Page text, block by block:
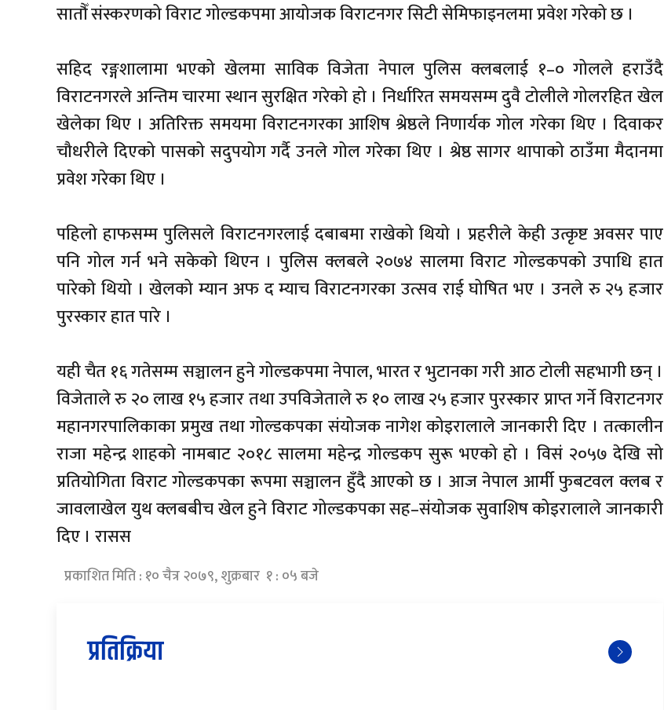
सातौँ संस्करणको विराट गोल्डकपमा आयोजक विराटनगर सिटी सेमिफाइनलमा प्रवेश गरेको छ ।
सहिद रङ्गशालामा भएको खेलमा साविक विजेता नेपाल पुलिस क्लबलाई १–० गोलले हराउँदै
विराटनगरले अन्तिम चारमा स्थान सुरक्षित गरेको हो । निर्धारित समयसम्म दुवै टोलीले गोलरहित खेल
खेलेका थिए । अतिरिक्त समयमा विराटनगरका आशिष श्रेष्ठले निणार्यक गोल गरेका थिए । दिवाकर
चौधरीले दिएको पासको सदुपयोग गर्दै उनले गोल गरेका थिए । श्रेष्ठ सागर थापाको ठाउँमा मैदानमा
प्रवेश गरेका थिए ।
पहिलो हाफसम्म पुलिसले विराटनगरलाई दबाबमा राखेको थियो । प्रहरीले केही उत्कृष्ट अवसर पाए
पनि गोल गर्न भने सकेको थिएन । पुलिस क्लबले २०७४ सालमा विराट गोल्डकपको उपाधि हात
पारेको थियो । खेलको म्यान अफ द म्याच विराटनगरका उत्सव राई घोषित भए । उनले रु २५ हजार
पुरस्कार हात पारे ।
यही चैत १६ गतेसम्म सञ्चालन हुने गोल्डकपमा नेपाल, भारत र भुटानका गरी आठ टोली सहभागी छन् ।
विजेताले रु २० लाख १५ हजार तथा उपविजेताले रु १० लाख २५ हजार पुरस्कार प्राप्त गर्ने विराटनगर
महानगरपालिकाका प्रमुख तथा गोल्डकपका संयोजक नागेश कोइरालाले जानकारी दिए । तत्कालीन
राजा महेन्द्र शाहको नामबाट २०१८ सालमा महेन्द्र गोल्डकप सुरू भएको हो । विसं २०५७ देखि सो
प्रतियोगिता विराट गोल्डकपका रूपमा सञ्चालन हुँदै आएको छ । आज नेपाल आर्मी फुबटवल क्लब र
जावलाखेल युथ क्लबबीच खेल हुने विराट गोल्डकपका सह–संयोजक सुवाशिष कोइरालाले जानकारी
दिए । रासस
प्रकाशित मिति : १० चैत्र २०७९, शुक्रबार १ : ०५ बजे
प्रतिक्रिया